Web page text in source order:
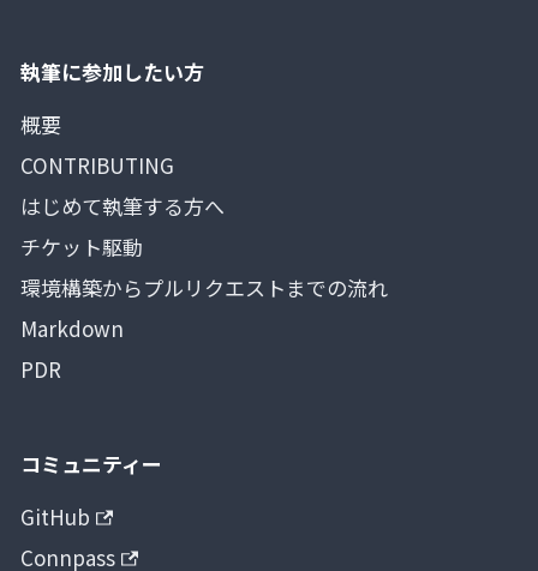
執筆に参加したい方
概要
CONTRIBUTING
はじめて執筆する方へ
チケット駆動
環境構築からプルリクエストまでの流れ
Markdown
PDR
コミュニティー
GitHub
Connpass